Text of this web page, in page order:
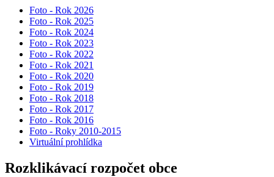
Foto - Rok 2026
Foto - Rok 2025
Foto - Rok 2024
Foto - Rok 2023
Foto - Rok 2022
Foto - Rok 2021
Foto - Rok 2020
Foto - Rok 2019
Foto - Rok 2018
Foto - Rok 2017
Foto - Rok 2016
Foto - Roky 2010-2015
Virtuální prohlídka
Rozklikávací rozpočet obce